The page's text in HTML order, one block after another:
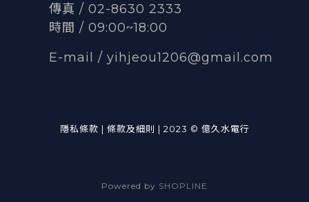
傳真 / 02-8630 2333
時間 / 09:00~18:00
E-mail / yihjeou1206@gmail.com
隱私條款 | 條款及細則 | 2023 © 億久水電行
Powered by SHOPLINE